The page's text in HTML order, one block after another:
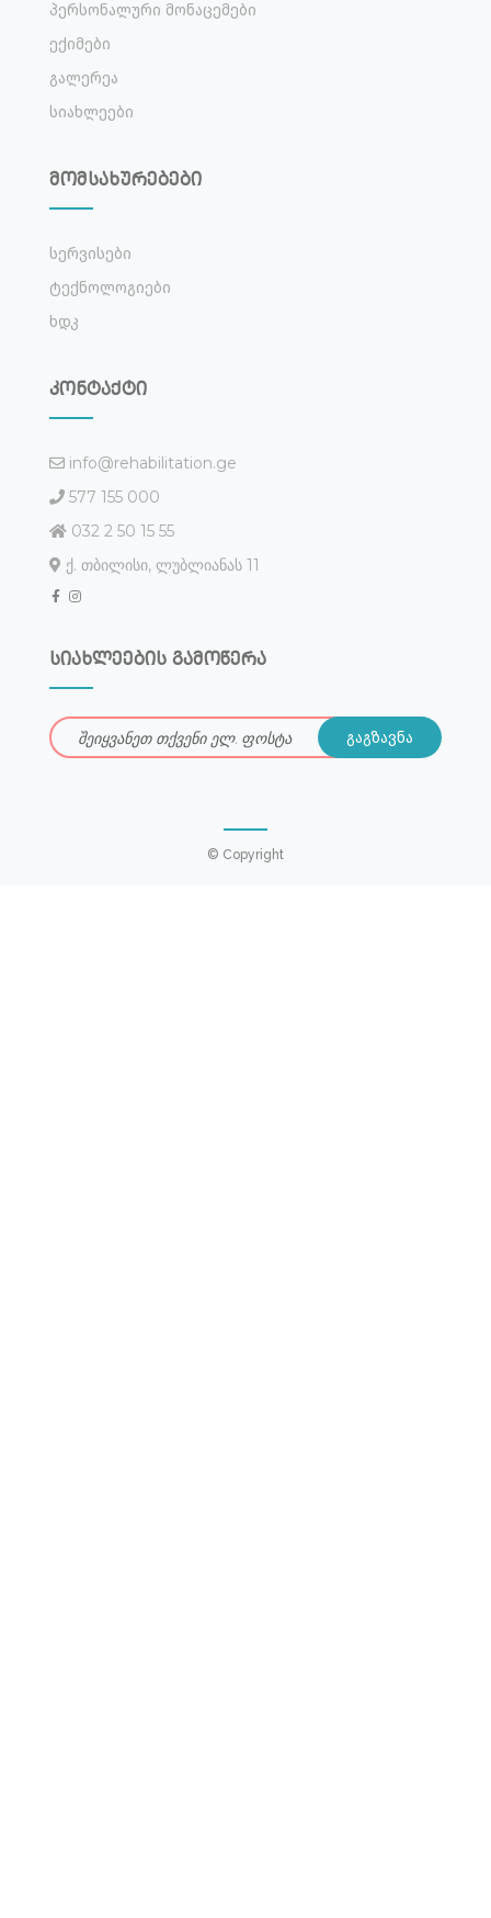
Პერსონალური Მონაცემები
Ექიმები
Გალერეა
Სიახლეები
მომსახურებები
Სერვისები
Ტექნოლოგიები
Ხდკ
კონტაქტი
info@rehabilitation.ge
577 155 000
032 2 50 15 55
ქ. თბილისი, ლუბლიანას 11
სიახლეების გამოწერა
© Copyright